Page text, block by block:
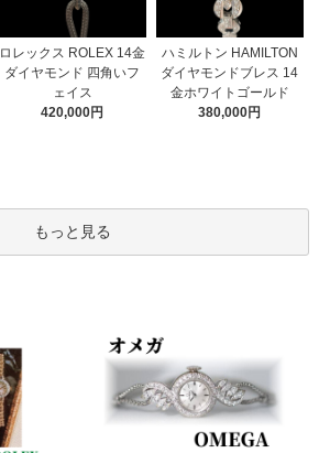
ロレックス ROLEX 14金
ダイヤモンド 四角いフ
ェイス
420,000円
ハミルトン HAMILTON
ダイヤモンドブレス 14
金ホワイトゴールド
380,000円
もっと見る